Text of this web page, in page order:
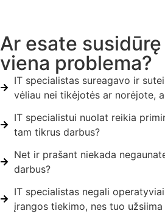
Ar esate
viena problema?
IT specialistas sureagavo ir
vėliau nei tikėjotės ar norėjote,
IT specialistui nuolat reikia
tam tikrus darbus?
Net ir prašant niekada
darbus?
IT specialistas negali
įrangos tiekimo, nes tuo